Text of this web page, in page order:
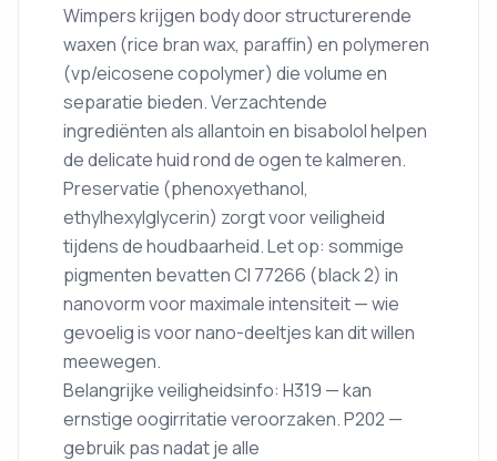
Wimpers krijgen body door structurerende
waxen (rice bran wax, paraffin) en polymeren
(vp/eicosene copolymer) die volume en
separatie bieden. Verzachtende
ingrediënten als allantoin en bisabolol helpen
de delicate huid rond de ogen te kalmeren.
Preservatie (phenoxyethanol,
ethylhexylglycerin) zorgt voor veiligheid
tijdens de houdbaarheid. Let op: sommige
pigmenten bevatten CI 77266 (black 2) in
nano­vorm voor maximale intensiteit — wie
gevoelig is voor nano-deeltjes kan dit willen
meewegen.
Belangrijke veiligheidsinfo: H319 — kan
ernstige oogirritatie veroorzaken. P202 —
gebruik pas nadat je alle